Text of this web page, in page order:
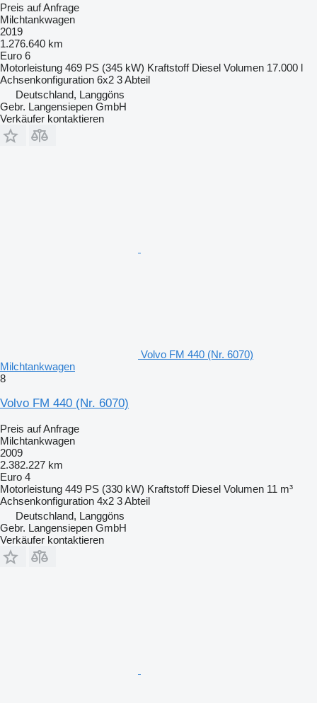
Preis auf Anfrage
Milchtankwagen
2019
1.276.640 km
Euro 6
Motorleistung 469 PS (345 kW) Kraftstoff Diesel Volumen 17.000 l
Achsenkonfiguration 6x2 3 Abteil
Deutschland, Langgöns
Gebr. Langensiepen GmbH
Verkäufer kontaktieren
Volvo FM 440 (Nr. 6070)
Milchtankwagen
8
Volvo FM 440 (Nr. 6070)
Preis auf Anfrage
Milchtankwagen
2009
2.382.227 km
Euro 4
Motorleistung 449 PS (330 kW) Kraftstoff Diesel Volumen 11 m³
Achsenkonfiguration 4x2 3 Abteil
Deutschland, Langgöns
Gebr. Langensiepen GmbH
Verkäufer kontaktieren